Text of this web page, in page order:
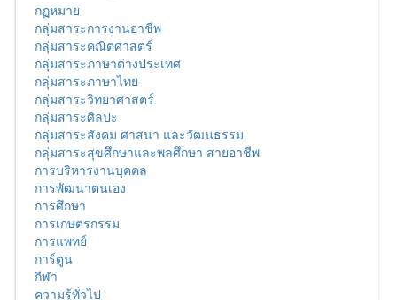
กฏหมาย
กลุ่มสาระการงานอาชีพ
กลุ่มสาระคณิตศาสตร์
กลุ่มสาระภาษาต่างประเทศ
กลุ่มสาระภาษาไทย
กลุ่มสาระวิทยาศาสตร์
กลุ่มสาระศิลปะ
กลุ่มสาระสังคม ศาสนา และวัฒนธรรม
กลุ่มสาระสุขศึกษาและพลศึกษา สายอาชีพ
การบริหารงานบุคคล
การพัฒนาตนเอง
การศึกษา
การเกษตรกรรม
การแพทย์
การ์ตูน
กีฬา
ความรู้ทั่วไป